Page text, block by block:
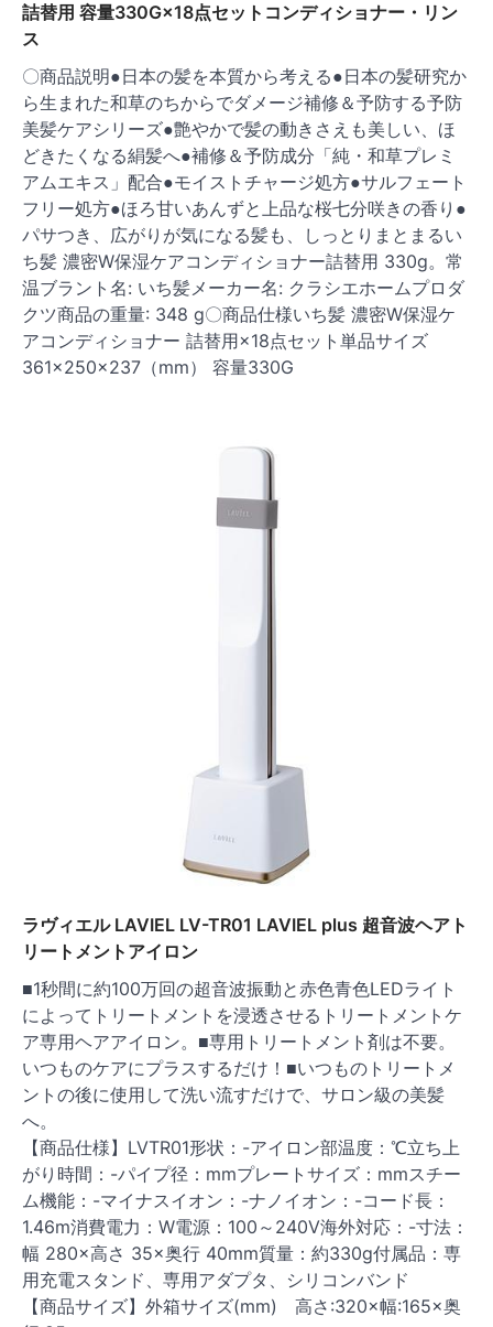
詰替用 容量330G×18点セットコンディショナー・リン
ス
〇商品説明●日本の髪を本質から考える●日本の髪研究か
ら生まれた和草のちからでダメージ補修＆予防する予防
美髪ケアシリーズ●艶やかで髪の動きさえも美しい、ほ
どきたくなる絹髪へ●補修＆予防成分「純・和草プレミ
アムエキス」配合●モイストチャージ処方●サルフェート
フリー処方●ほろ甘いあんずと上品な桜七分咲きの香り●
パサつき、広がりが気になる髪も、しっとりまとまるい
ち髪 濃密W保湿ケアコンディショナー詰替用 330g。常
温ブラント名: いち髪メーカー名: クラシエホームプロダ
クツ商品の重量: 348 g〇商品仕様いち髪 濃密W保湿ケ
アコンディショナー 詰替用×18点セット単品サイズ
361×250×237（mm） 容量330G
ラヴィエル LAVIEL LV-TR01 LAVIEL plus 超音波ヘアト
リートメントアイロン
■1秒間に約100万回の超音波振動と赤色青色LEDライト
によってトリートメントを浸透させるトリートメントケ
ア専用ヘアアイロン。■専用トリートメント剤は不要。
いつものケアにプラスするだけ！■いつものトリートメ
ントの後に使用して洗い流すだけで、サロン級の美髪
へ。
【商品仕様】LVTR01形状：-アイロン部温度：℃立ち上
がり時間：-パイプ径：mmプレートサイズ：mmスチー
ム機能：-マイナスイオン：-ナノイオン：-コード長：
1.46m消費電力：W電源：100～240V海外対応：-寸法：
幅 280×高さ 35×奥行 40mm質量：約330g付属品：専
用充電スタンド、専用アダプタ、シリコンバンド
【商品サイズ】外箱サイズ(mm) 高さ:320×幅:165×奥